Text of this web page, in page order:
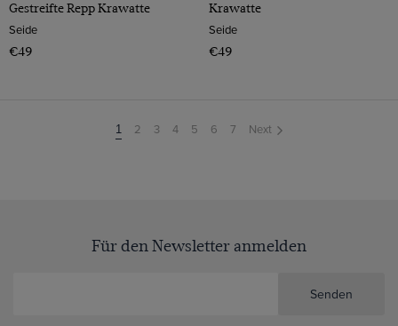
Gestreifte Repp Krawatte
Seide
€49
Krawatte
Seide
€49
You're
on
1 2 3 4 5 6 7 Next
Für den Newsletter anmelden
Senden